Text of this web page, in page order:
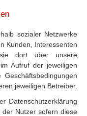
sozialer Netzwerke
Kunden, Interessenten
dort über unsere
Aufruf der jeweiligen
jeweiligen Betreiber.
Datenschutzerklärung
Nutzer sofern diese